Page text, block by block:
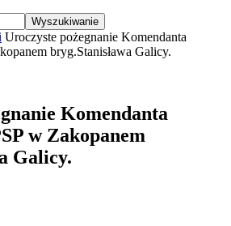
Uroczyste pożegnanie Komendanta
bryg.Stanisława Galicy.
Komendanta
w Zakopanem
Galicy.